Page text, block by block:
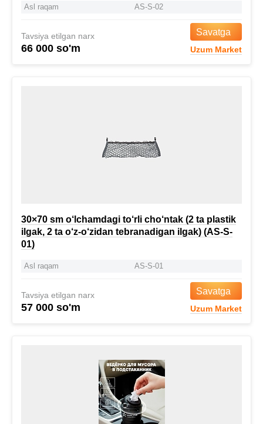
Asl raqam AS-S-02
Tavsiya etilgan narx
66 000 so'm
Savatga
Uzum Market
30×70 sm o‘lchamdagi to‘rli cho‘ntak (2 ta plastik
ilgak, 2 ta o‘z-o‘zidan tebranadigan ilgak) (AS-S-
01)
Asl raqam AS-S-01
Tavsiya etilgan narx
57 000 so'm
Savatga
Uzum Market